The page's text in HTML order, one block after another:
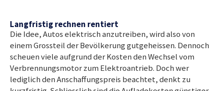
Langfristig rechnen rentiert
Die Idee, Autos elektrisch anzutreiben, wird also von
einem Grossteil der Bevölkerung gutgeheissen. Dennoch
scheuen viele aufgrund der Kosten den Wechsel vom
Verbrennungsmotor zum Elektroantrieb. Doch wer
lediglich den Anschaffungspreis beachtet, denkt zu